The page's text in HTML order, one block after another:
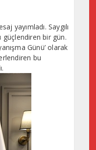
yayımladı. Saygılı
güçlendiren bir gün.
Günü’ olarak
bu